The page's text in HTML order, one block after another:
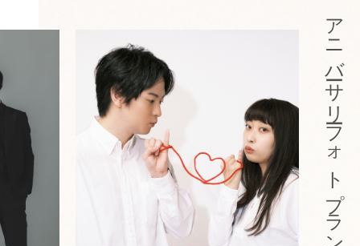
アニバーサリーフォトプラン